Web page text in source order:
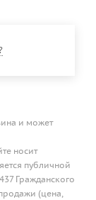
и может
носит
публичной
Гражданского
(цена,